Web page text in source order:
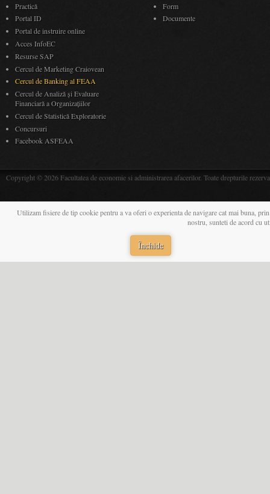
Practică
Portal ID
Portal de instruire online
Acces InfoEC
Resurse SAP
Cercul de Marketing Craiovean
Cercul de Banking al FEAA
Cercul de Analiză și Evaluare
Financiară a Organizațiilor
Cercul de Statistică Exploratorie
Concursuri
Facebook ASFEAA
Form
Documente
Copyright © 2026 Facultatea de economie si administrarea afacerilor. Toate drepturile
Utilizam fisiere de tip cookie pentru a va oferi o experienta de navigare cat mai buna,
nostru, sunteti de acord cu
Închide